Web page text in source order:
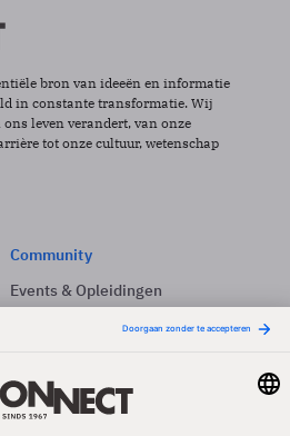
bron van ideeën en informatie
in constante transformatie. Wij
leven verandert, van onze
tot onze cultuur, wetenschap
Community
Events & Opleidingen